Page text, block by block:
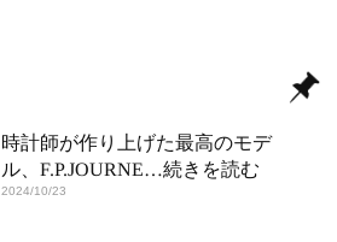
時計師が作り上げた最高のモデ
ル、F.P.JOURNE…続きを読む
2024/10/23